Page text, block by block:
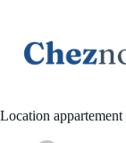
Location